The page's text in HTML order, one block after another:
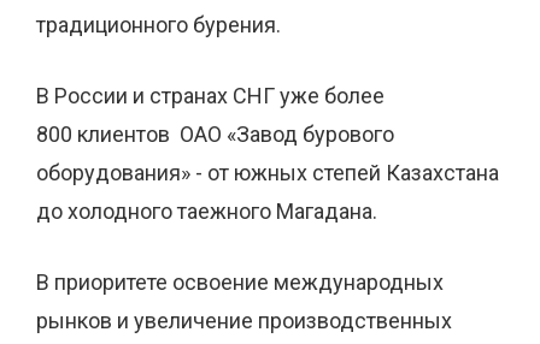
традиционного бурения.
В России и странах СНГ уже более
800 клиентов ОАО «Завод бурового
оборудования» - от южных степей Казахстана
до холодного таежного Магадана.
В приоритете освоение международных
рынков и увеличение производственных